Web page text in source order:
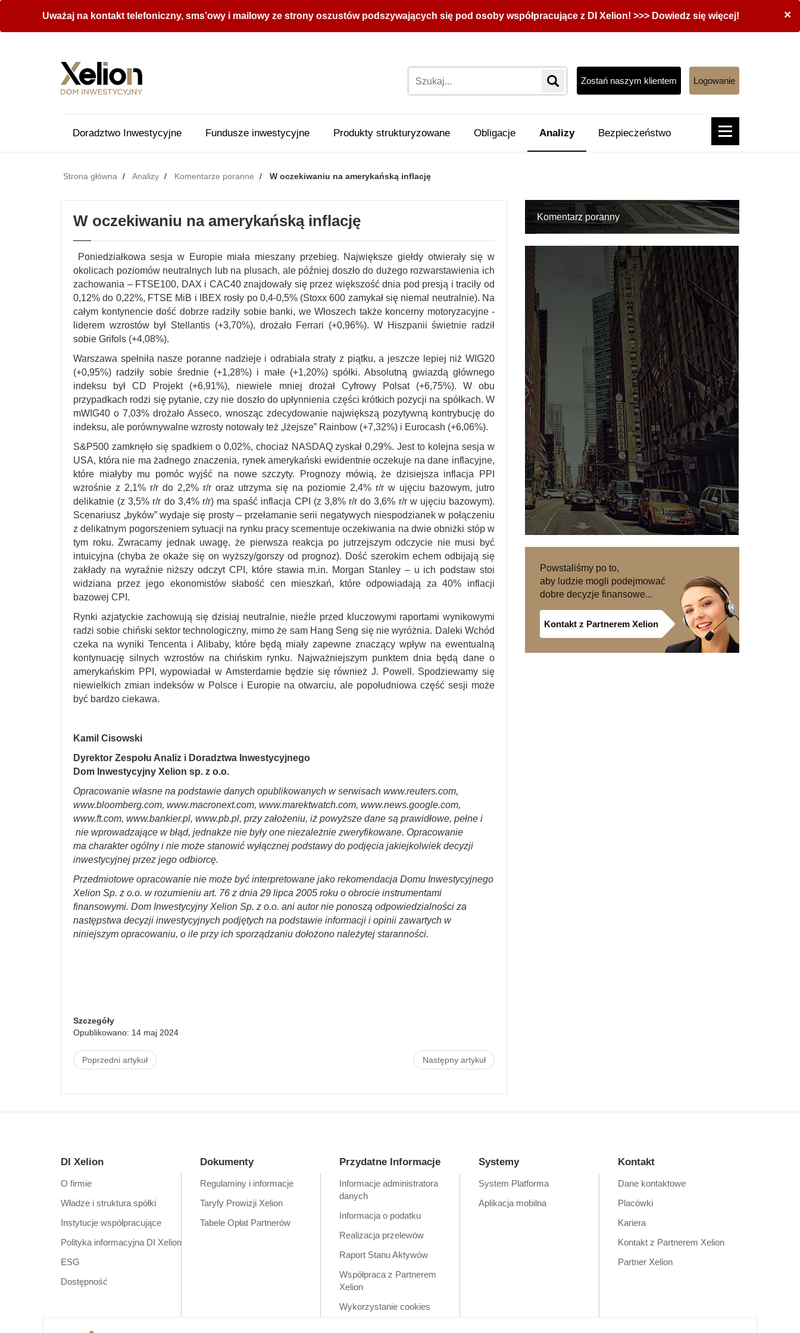
×
Uważaj na kontakt telefoniczny, sms’owy i mailowy ze strony oszustów podszywających się pod osoby współpracujące z DI Xelion! >>> Dowiedz się więcej!
Zostań naszym klientem Logowanie
Doradztwo Inwestycyjne Fundusze inwestycyjne Produkty strukturyzowane Obligacje Analizy Bezpieczeństwo
Strona główna Analizy Komentarze poranne W oczekiwaniu na amerykańską inflację
W oczekiwaniu na amerykańską inflację
Poniedziałkowa sesja w Europie miała mieszany przebieg. Największe giełdy otwierały się w
okolicach poziomów neutralnych lub na plusach, ale później doszło do dużego rozwarstawienia ich
zachowania – FTSE100, DAX i CAC40 znajdowały się przez większość dnia pod presją i traciły od
0,12% do 0,22%, FTSE MiB i IBEX rosły po 0,4-0,5% (Stoxx 600 zamykał się niemal neutralnie). Na
całym kontynencie dość dobrze radziły sobie banki, we Włoszech także koncerny motoryzacyjne -
liderem wzrostów był Stellantis (+3,70%), drożało Ferrari (+0,96%). W Hiszpanii świetnie radził
sobie Grifols (+4,08%).
Warszawa spełniła nasze poranne nadzieje i odrabiała straty z piątku, a jeszcze lepiej niż WIG20
(+0,95%) radziły sobie średnie (+1,28%) i małe (+1,20%) spółki. Absolutną gwiazdą głównego
indeksu był CD Projekt (+6,91%), niewiele mniej drożał Cyfrowy Polsat (+6,75%). W obu
przypadkach rodzi się pytanie, czy nie doszło do upłynnienia części krótkich pozycji na spółkach. W
mWIG40 o 7,03% drożało Asseco, wnosząc zdecydowanie największą pozytywną kontrybucję do
indeksu, ale porównywalne wzrosty notowały też „lżejsze” Rainbow (+7,32%) i Eurocash (+6,06%).
S&P500 zamknęło się spadkiem o 0,02%, chociaż NASDAQ zyskał 0,29%. Jest to kolejna sesja w
USA, która nie ma żadnego znaczenia, rynek amerykański ewidentnie oczekuje na dane inflacyjne,
które miałyby mu pomóc wyjść na nowe szczyty. Prognozy mówią, że dzisiejsza inflacja PPI
wzrośnie z 2,1% r/r do 2,2% r/r oraz utrzyma się na poziomie 2,4% r/r w ujęciu bazowym, jutro
delikatnie (z 3,5% r/r do 3,4% r/r) ma spaść inflacja CPI (z 3,8% r/r do 3,6% r/r w ujęciu bazowym).
Scenariusz „byków” wydaje się prosty – przełamanie serii negatywych niespodzianek w połączeniu
z delikatnym pogorszeniem sytuacji na rynku pracy scementuje oczekiwania na dwie obniżki stóp w
tym roku. Zwracamy jednak uwagę, że pierwsza reakcja po jutrzejszym odczycie nie musi być
intuicyjna (chyba że okaże się on wyższy/gorszy od prognoz). Dość szerokim echem odbijają się
zakłady na wyraźnie niższy odczyt CPI, które stawia m.in. Morgan Stanley – u ich podstaw stoi
widziana przez jego ekonomistów słabość cen mieszkań, które odpowiadają za 40% inflacji
bazowej CPI.
Rynki azjatyckie zachowują się dzisiaj neutralnie, nieźle przed kluczowymi raportami wynikowymi
radzi sobie chiński sektor technologiczny, mimo że sam Hang Seng się nie wyróżnia. Daleki Wchód
czeka na wyniki Tencenta i Alibaby, które będą miały zapewne znaczący wpływ na ewentualną
kontynuację silnych wzrostów na chińskim rynku. Najważniejszym punktem dnia będą dane o
amerykańskim PPI, wypowiadał w Amsterdamie będzie się również J. Powell. Spodziewamy się
niewielkich zmian indeksów w Polsce i Europie na otwarciu, ale popołudniowa część sesji może
być bardzo ciekawa.
Kamil Cisowski
Dyrektor Zespołu Analiz i Doradztwa Inwestycyjnego
Dom Inwestycyjny Xelion sp. z o.o.
Opracowanie własne na podstawie danych opublikowanych w serwisach www.reuters.com,
www.bloomberg.com, www.macronext.com, www.marektwatch.com, www.news.google.com,
www.ft.com, www.bankier.pl, www.pb.pl, przy założeniu, iż powyższe dane są prawidłowe, pełne i
nie wprowadzające w błąd, jednakże nie były one niezależnie zweryfikowane. Opracowanie
ma charakter ogólny i nie może stanowić wyłącznej podstawy do podjęcia jakiejkolwiek decyzji
inwestycyjnej przez jego odbiorcę.
Przedmiotowe opracowanie nie może być interpretowane jako rekomendacja Domu Inwestycyjnego
Xelion Sp. z o.o. w rozumieniu art. 76 z dnia 29 lipca 2005 roku o obrocie instrumentami
finansowymi. Dom Inwestycyjny Xelion Sp. z o.o. ani autor nie ponoszą odpowiedzialności za
następstwa decyzji inwestycyjnych podjętych na podstawie informacji i opinii zawartych w
niniejszym opracowaniu, o ile przy ich sporządzaniu dołożono należytej staranności.
Szczegóły
Opublikowano: 14 maj 2024
Poprzedni artykuł Następny artykuł
Komentarz poranny
Powstaliśmy po to,
aby ludzie mogli podejmować
dobre decyzje finansowe...
Kontakt z Partnerem Xelion
DI Xelion
O firmie
Władze i struktura spółki
Instytucje współpracujące
Polityka informacyjna DI Xelion
ESG
Dostępność
Dokumenty
Regulaminy i informacje
Taryfy Prowizji Xelion
Tabele Opłat Partnerów
Przydatne Informacje
Informacje administratora
danych
Informacja o podatku
Realizacja przelewów
Raport Stanu Aktywów
Współpraca z Partnerem
Xelion
Wykorzystanie cookies
Systemy
System Platforma
Aplikacja mobilna
Kontakt
Dane kontaktowe
Placówki
Kariera
Kontakt z Partnerem Xelion
Partner Xelion